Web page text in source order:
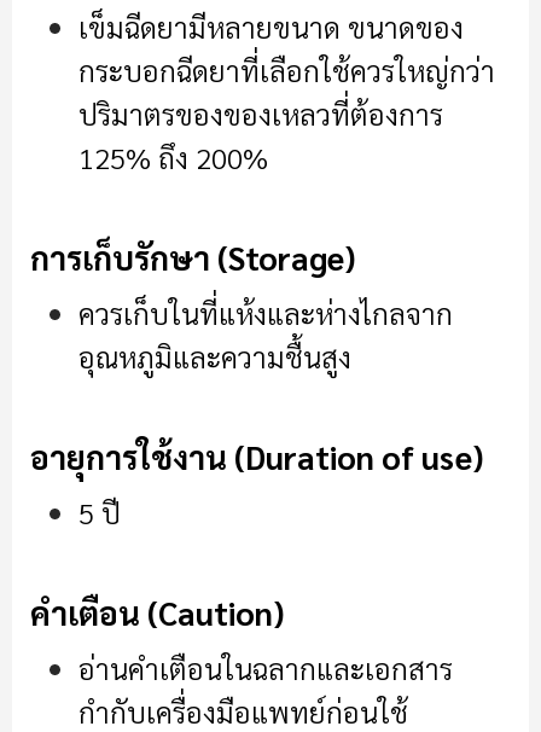
เข็มฉีดยามีหลายขนาด ขนาดของ
กระบอกฉีดยาที่เลือกใช้ควรใหญ่กว่า
ปริมาตรของของเหลวที่ต้องการ
125% ถึง 200%
การเก็บรักษา (Storage)
ควรเก็บในที่แห้งและห่างไกลจาก
อุณหภูมิและความชื้นสูง
อายุการใช้งาน (Duration of use)
5 ปี
คำเตือน (Caution)
อ่านคำเตือนในฉลากและเอกสาร
กำกับเครื่องมือแพทย์ก่อนใช้